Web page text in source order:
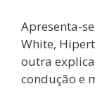
Apresenta-
White,
outra
condução e